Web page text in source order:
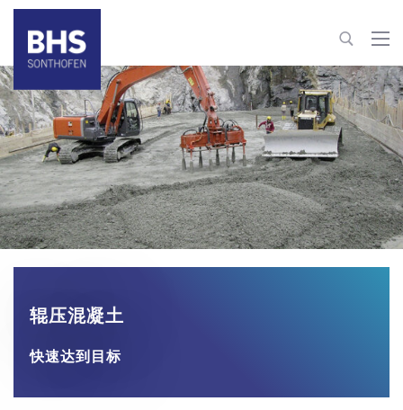
+86 22 82126263
building-materials@bhs-sonthofen.cn
联系信息
辊压混凝土
快速达到目标